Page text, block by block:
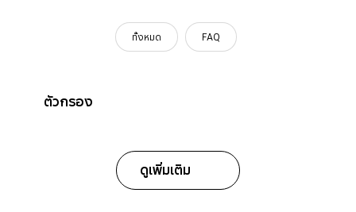
ทั้งหมด FAQ
ตัวกรอง
ดูเพิ่มเติม